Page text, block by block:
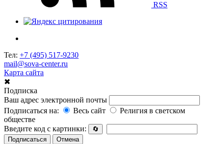
RSS
Тел: +7 (495) 517-9230
mail@sova-center.ru
Карта сайта
✖
Подписка
Ваш адрес электронной почты
Подписаться на:
Весь сайт
Религия в светском
обществе
Введите код с картинки:
🔄
Подписаться
Отмена